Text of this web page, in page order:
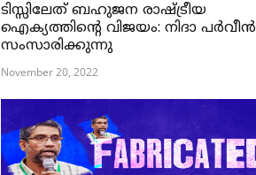
ടിസ്സിലേത് ബഹുജന രാഷ്ട്രീയ
ഐക്യത്തിന്റെ വിജയം: നിദാ പർവീൻ
സംസാരിക്കുന്നു
November 20, 2022